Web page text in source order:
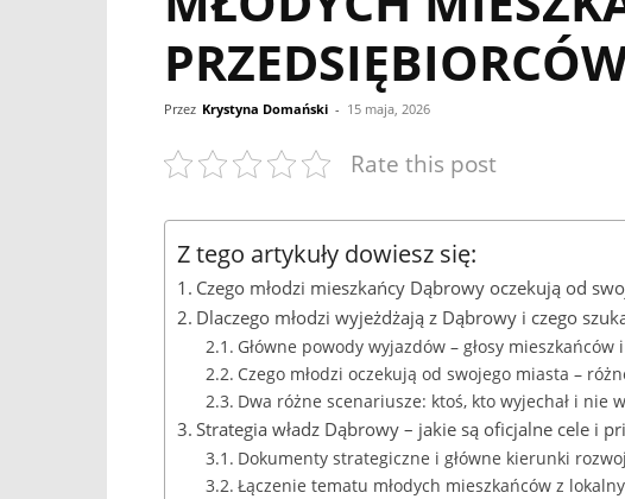
Przez Krystyna Domański - 15 maja, 2026
Rate this post
Z tego artykuły dowiesz się:
Czego młodzi mieszkańcy Dąbrowy oczekują od
Dlaczego młodzi wyjeżdżają z Dąbrowy i czego
Główne powody wyjazdów – głosy
Czego młodzi oczekują od swojego miasta –
Dwa różne scenariusze: ktoś, kto wyjechał i nie
Strategia władz Dąbrowy – jakie są oficjalne cele i
Dokumenty strategiczne i główne kierunki
Łączenie tematu młodych mieszkańców z